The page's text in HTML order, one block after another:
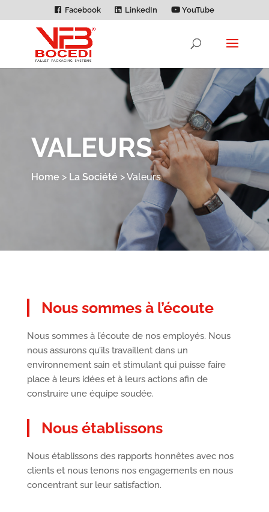
Facebook LinkedIn YouTube
VALEURS
Home > La Société >Valeurs
Nous sommes à l’écoute
Nous sommes à l’écoute de nos employés. Nous
nous assurons qu’ils travaillent dans un
environnement sain et stimulant qui puisse faire
place à leurs idées et à leurs actions afin de
construire une équipe soudée.
Nous établissons
Nous établissons des rapports honnêtes avec nos
clients et nous tenons nos engagements en nous
concentrant sur leur satisfaction.